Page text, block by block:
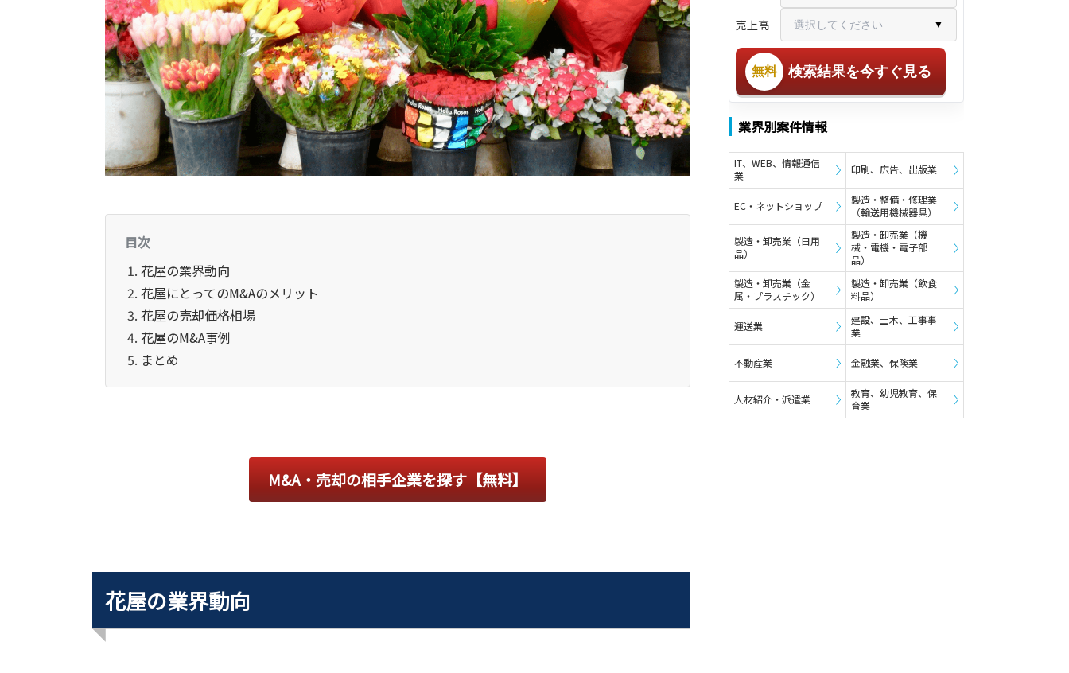
目次
花屋の業界動向
花屋にとってのM&Aのメリット
花屋の売却価格相場
花屋のM&A事例
まとめ
M&A・売却の相手企業を探す【無料】
花屋の業界動向
売上高 選択してください ▼
無料 検索結果を今すぐ見る
業界別案件情報
IT、WEB、情報通信
業
印刷、広告、出版業
EC・ネットショップ
製造・整備・修理業
（輸送用機械器具）
製造・卸売業（日用
品）
製造・卸売業（機
械・電機・電子部
品）
製造・卸売業（金
属・プラスチック）
製造・卸売業（飲食
料品）
運送業
建設、土木、工事事
業
不動産業 金融業、保険業
人材紹介・派遣業
教育、幼児教育、保
育業